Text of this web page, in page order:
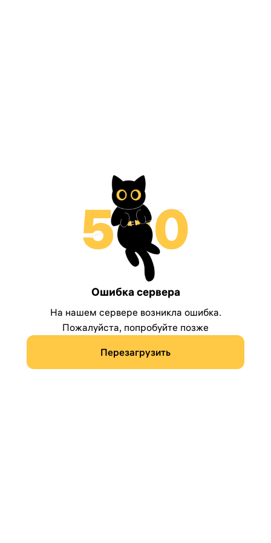
Ошибка сервера
На нашем сервере возникла ошибка.
Пожалуйста, попробуйте позже
Перезагрузить